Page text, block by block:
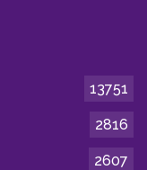
13751
2816
2607